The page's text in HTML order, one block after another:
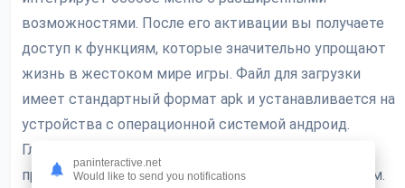
возможностями. После его активации вы получаете
доступ к функциям, которые значительно упрощают
жизнь в жестоком мире игры. Файл для загрузки
имеет стандартный формат apk и устанавливается на
устройства с операционной системой андроид.
Главное — всегда скачивать такие материалы из
проверенных источников, чтобы избежать проблем.
paninteractive.net
Would like to send you notifications